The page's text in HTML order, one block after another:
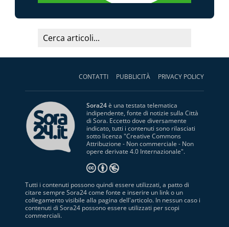
CONTATTI PUBBLICITÀ PRIVACY POLICY
Sora24è una testata telematica
indipendente, fonte di notizie sulla Città
di Sora. Eccetto dove diversamente
indicato, tutti i contenuti sono rilasciati
sotto licenza "Creative Commons
Attribuzione - Non commerciale - Non
opere derivate 4.0 Internazionale".
Tutti i contenuti possono quindi essere utilizzati, a patto di
citare sempre Sora24 come fonte e inserire un link o un
collegamento visibile alla pagina dell'articolo. In nessun caso i
contenuti di Sora24 possono essere utilizzati per scopi
commerciali.